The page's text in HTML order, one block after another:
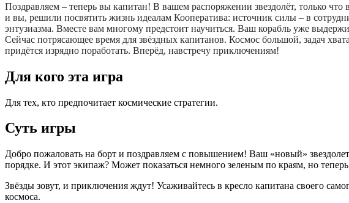
Поздравляем – теперь вы капитан! В вашем распоряжении звездолёт, только
и вы, решили посвятить жизнь идеалам Кооператива: источник силы – в
энтузиазма. Вместе вам многому предстоит научиться. Ваш корабль уже
Сейчас потрясающее время для звёздных капитанов. Космос большой, задач
придётся изрядно поработать. Вперёд, навстречу приключениям!
Для кого эта игра
Для тех, кто предпочитает космические стратегии.
Суть игры
Добро пожаловать на борт и поздравляем с повышением! Ваш «новый»
порядке. И этот экипаж? Может показаться немного зеленым по краям, но
Звёзды зовут, и приключения ждут! Усаживайтесь в кресло капитана своего
космоса.